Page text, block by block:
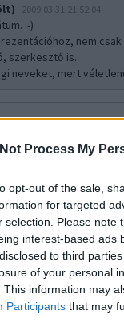
Process My
opt-out of the sale,
for targeted
selection. Please note
interest-based ads
to third
of your personal
This information may
Participants that may
2009.03.31 21:52:04
:-)
nem csak
szerkesztő is.
neveket, mert
háttérre vált az Index,
Azt hittem, ez
háttérrel jelenik
közleményt,
2009.03.27 13:52:27
: A plazma, viszont
az OLED típusú